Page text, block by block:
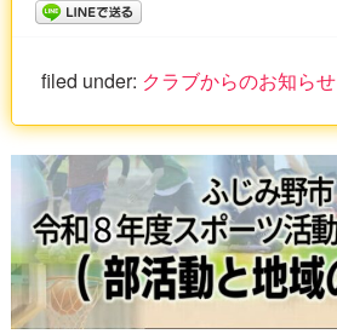
filed under: クラブからのお知らせ